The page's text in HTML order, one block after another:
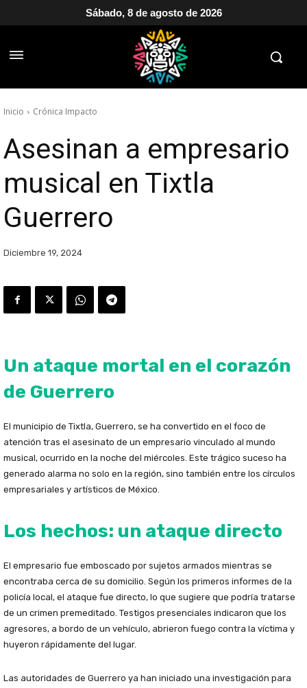
Sábado, 8 de agosto de 2026
Inicio Crónica Impacto
Asesinan a empresario
musical en Tixtla
Guerrero
Diciembre 19, 2024
Un ataque mortal en el corazón
de Guerrero
El municipio de Tixtla, Guerrero, se ha convertido en el foco de
atención tras el asesinato de un empresario vinculado al mundo
musical, ocurrido en la noche del miércoles. Este trágico suceso ha
generado alarma no solo en la región, sino también entre los círculos
empresariales y artísticos de México.
Los hechos: un ataque directo
El empresario fue emboscado por sujetos armados mientras se
encontraba cerca de su domicilio. Según los primeros informes de la
policía local, el ataque fue directo, lo que sugiere que podría tratarse
de un crimen premeditado. Testigos presenciales indicaron que los
agresores, a bordo de un vehículo, abrieron fuego contra la víctima y
huyeron rápidamente del lugar.
Las autoridades de Guerrero ya han iniciado una investigación para